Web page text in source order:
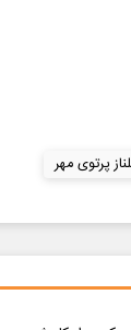
پرتوی مهر